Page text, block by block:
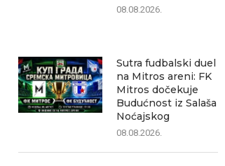
08.08.2026.
Sutra fudbalski duel
na Mitros areni: FK
Mitros dočekuje
Budućnost iz Salaša
Noćajskog
08.08.2026.